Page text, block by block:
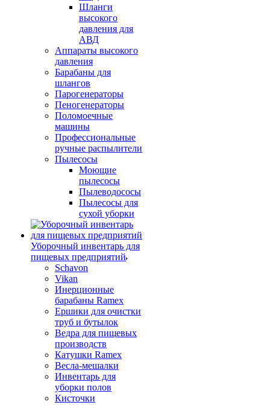
Шланги
высокого
давления для
АВД
Аппараты высокого
давления
Барабаны для
шлангов
Парогенераторы
Пеногенераторы
Поломоечные
машины
Профессиональные
ручные распылители
Пылесосы
Моющие
пылесосы
Пылеводососы
Пылесосы для
сухой уборки
Уборочный инвентарь для
пищевых предприятий
Schavon
Vikan
Инерционные
барабаны Ramex
Ершики для очистки
труб и бутылок
Ведра для пищевых
производств
Катушки Ramex
Весла-мешалки
Инвентарь для
уборки полов
Кисточки